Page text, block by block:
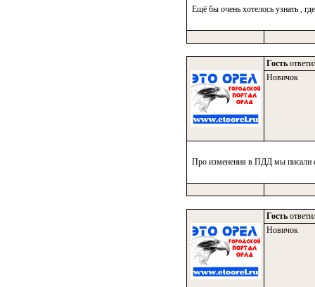
Ещё бы очень хотелось узнать ,
Гость
Новичок
Про изменения в ПДД мы писали
Гость
Новичок